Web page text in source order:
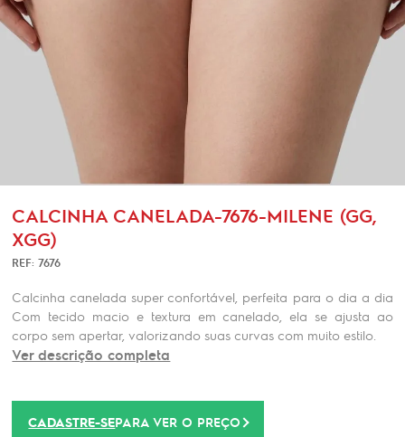
CALCINHA CANELADA-7676-MILENE (GG,
XGG)
REF: 7676
Calcinha canelada super confortável, perfeita para o dia a dia
Com tecido macio e textura em canelado, ela se ajusta ao
corpo sem apertar, valorizando suas curvas com muito estilo.
Ver descrição completa
CADASTRE-SEPARA VER O PREÇO